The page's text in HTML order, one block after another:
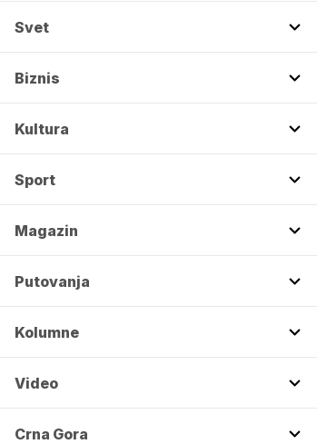
Svet
Biznis
Kultura
Sport
Magazin
Putovanja
Kolumne
Video
Crna Gora
CRNA GORA
Požar u magacinu u
stavljen pod kontrolu